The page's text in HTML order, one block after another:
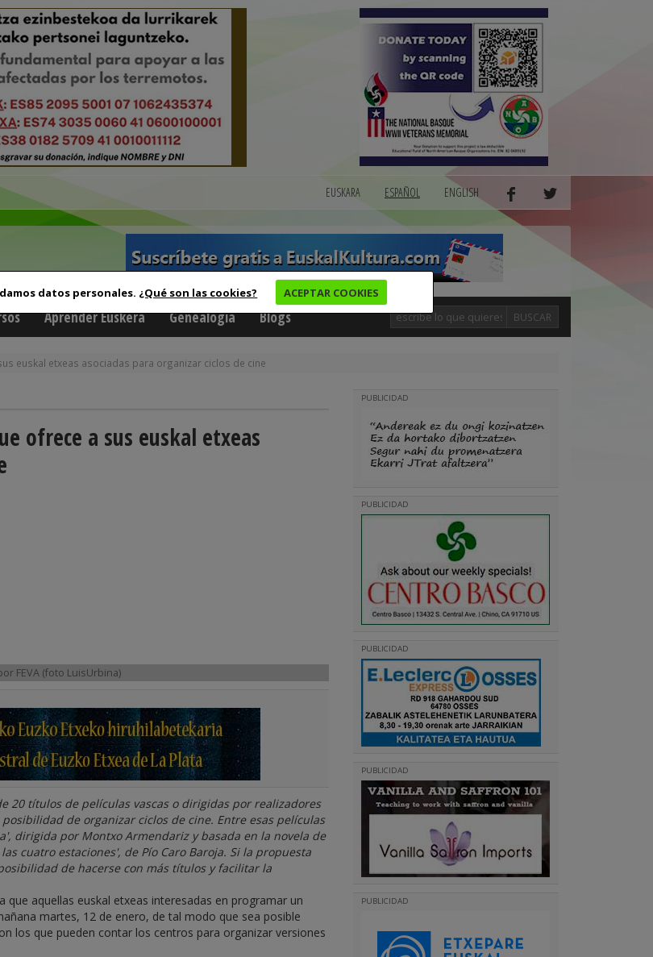
datos personales. ¿Qué son las cookies? ACEPTAR COOKIES
EUSKARA ESPAÑOL ENGLISH
Aprender Euskera Genealogía Blogs BUSCAR
euskal etxeas asociadas para organizar ciclos de cine
ofrece a sus euskal etxeas
FEVA (foto LuisUrbina)
20 títulos de películas vascas o dirigidas por realizadores
de organizar ciclos de cine. Entre esas películas
dirigida por Montxo Armendariz y basada en la novela de
cuatro estaciones', de Pío Caro Baroja. Si la propuesta
de hacerse con más títulos y facilitar la
que aquellas euskal etxeas interesadas en programar un
martes, 12 de enero, de tal modo que sea posible
los que pueden contar los centros para organizar versiones
PUBLICIDAD
PUBLICIDAD
PUBLICIDAD
PUBLICIDAD
PUBLICIDAD